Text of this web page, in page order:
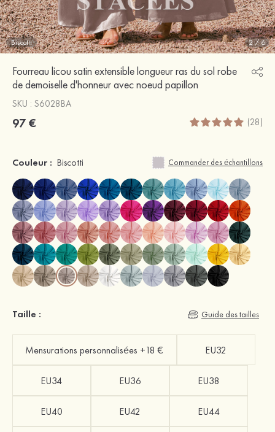
Biscotti 2/6
Fourreau licou satin extensible longueur ras du sol robe
de demoiselle d'honneur avec noeud papillon
SKU : S6028BA
97 € (28)
Couleur : Biscotti Commander des échantillons
Taille : Guide des tailles
Mensurations personnalisées +18 € EU32
EU34 EU36 EU38
EU40 EU42 EU44